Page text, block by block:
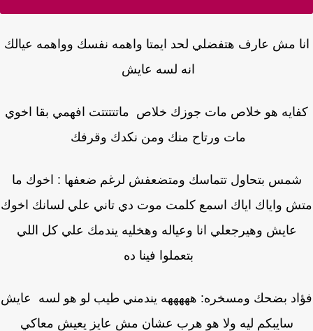
مش عارف هتفضلي لحد ايمتا واهمه نفسك وواهمه عيالك
انه لسه عايش
هو خلاص مات جوزك خلاص ماتتتتتت افهمي بقا اخوي
مات ورتاح منك ومن نكدك وقرفك
بتحاول تتماسك ومتضعفش لرغم ضعفها : اخوك ما
واياك اياك اسمع كلمت موت دي تاني علي لسانك اخوك
عايش وهيرجعلي انا وعياله وهخليه يندمك علي كل اللي
بتعملوا فينا ده
بضحك ومسخره: هههههه يندمني طيب لو هو لسه عايش
سايبكم ليه ولا هو هرب عشان مش عايز يعيش معاكي